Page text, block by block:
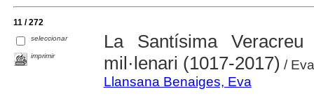
11 / 272
seleccionar
imprimir
La Santísima
mil·lenari (1017-2017) /
Llansana Benaiges, Eva